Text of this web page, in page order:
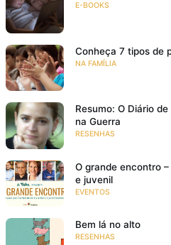
E-BOOKS
Conheça 7 tipos de
NA FAMÍLIA
Resumo: O Diário
na Guerra
RESENHAS
O grande encontro
e juvenil
EVENTOS
Bem lá no alto
RESENHAS